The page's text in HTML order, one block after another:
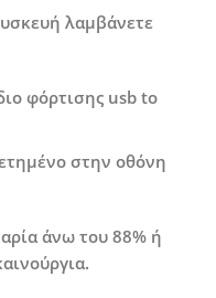
λαμβάνετε
φόρτισης usb to
στην οθόνη
άνω του 88% ή